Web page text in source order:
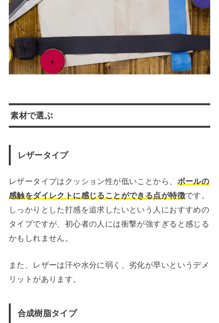
素材で選ぶ
レザータイプ
レザータイプはクッション性が低いことから、 ボールの
感触をダイレクトに感じることができる点が特徴です。
しっかりとした打感を追求したいという人におすすめの
タイプですが、初心者の人には衝撃が強すぎると感じる
かもしれません。
また、レザーは汗や水分に弱く、劣化が早いというデメ
リットがあります。
合成樹脂タイプ